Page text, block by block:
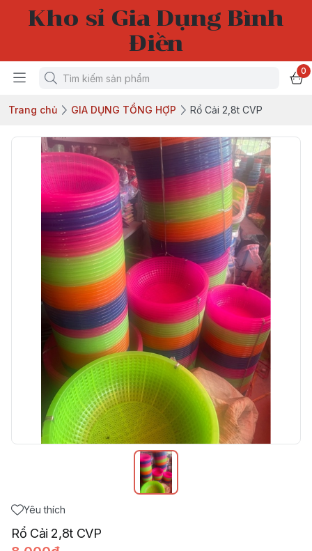
Kho sỉ Gia Dụng Bình
Điền
0
Trang chủ GIA DỤNG TỔNG HỢP Rổ Cải 2,8t CVP
Yêu thích
Rổ Cải 2,8t CVP